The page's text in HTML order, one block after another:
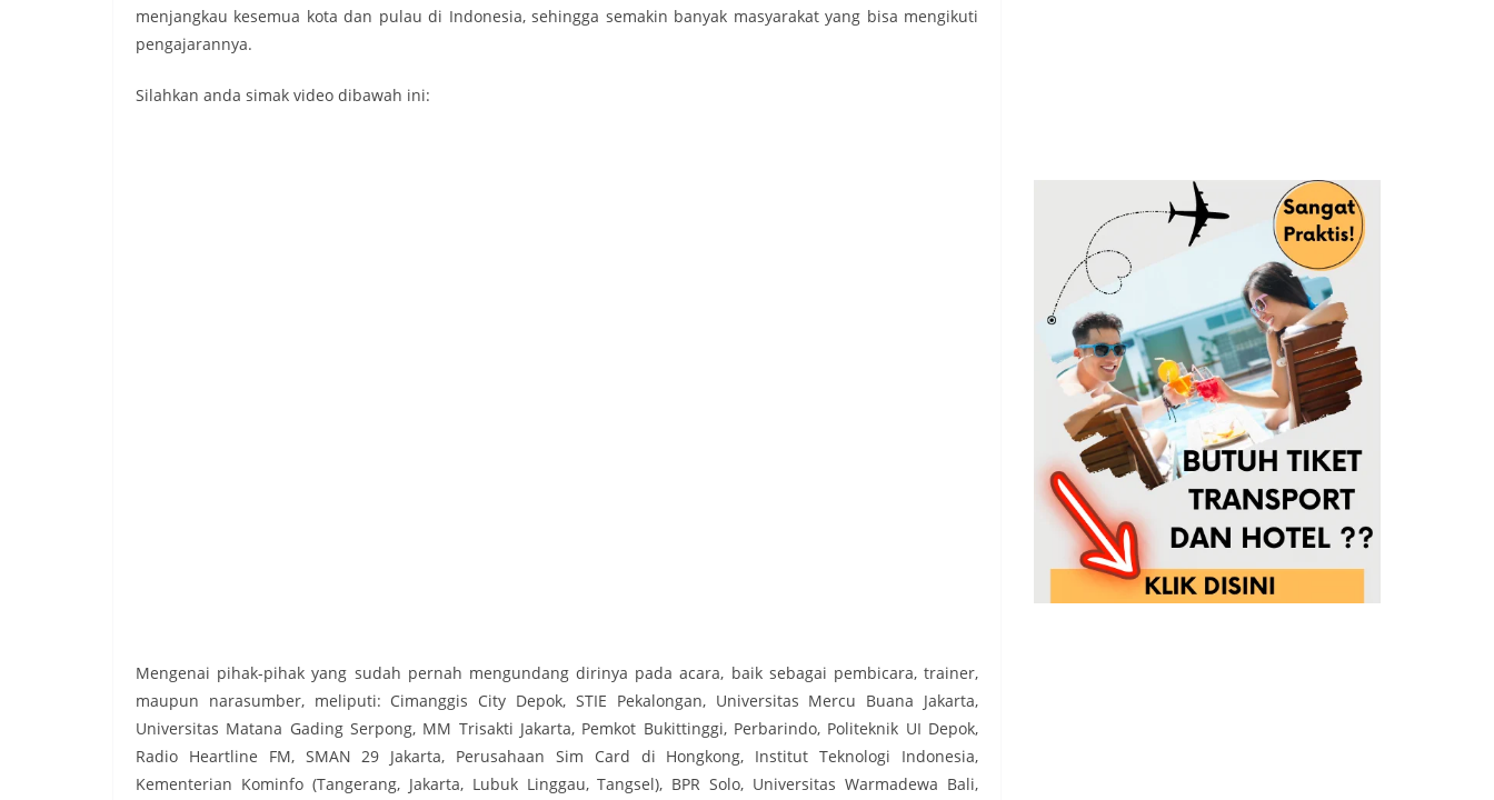
menjangkau kesemua kota dan pulau di Indonesia, sehingga semakin banyak masyarakat yang bisa mengikuti
pengajarannya.
Silahkan anda simak video dibawah ini:
Mengenai pihak-pihak yang sudah pernah mengundang dirinya pada acara, baik sebagai pembicara, trainer,
maupun narasumber, meliputi: Cimanggis City Depok, STIE Pekalongan, Universitas Mercu Buana Jakarta,
Universitas Matana Gading Serpong, MM Trisakti Jakarta, Pemkot Bukittinggi, Perbarindo, Politeknik UI Depok,
Radio Heartline FM, SMAN 29 Jakarta, Perusahaan Sim Card di Hongkong, Institut Teknologi Indonesia,
Kementerian Kominfo (Tangerang, Jakarta, Lubuk Linggau, Tangsel), BPR Solo, Universitas Warmadewa Bali,